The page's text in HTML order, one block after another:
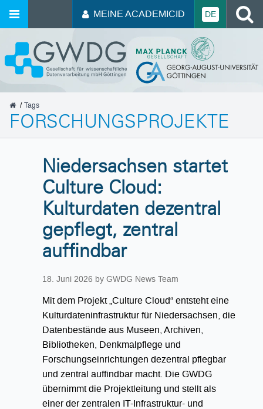
MEINE ACADEMICID DE
GWDG
Tags
FORSCHUNGSPROJEKTE
Niedersachsen startet
Culture Cloud:
Kulturdaten dezentral
gepflegt, zentral
auffindbar
18. Juni 2026 by GWDG News Team
Mit dem Projekt „Culture Cloud“ entsteht eine
Kulturdateninfrastruktur für Niedersachsen, die
Datenbestände aus Museen, Archiven,
Bibliotheken, Denkmalpflege und
Forschungseinrichtungen dezentral pflegbar
und zentral auffindbar macht. Die GWDG
übernimmt die Projektleitung und stellt als
einer der zentralen IT-Infrastruktur- und